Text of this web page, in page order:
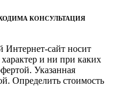
КОНСУЛЬТАЦИЯ
сайт носит
и ни при каких
Указанная
Определить стоимость